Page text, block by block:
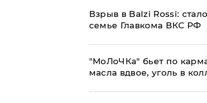
Взрыв в Balzi Rossi:
семье Главкома ВКС РФ
​"МоЛоЧКа" бьет по
масла вдвое, уголь в